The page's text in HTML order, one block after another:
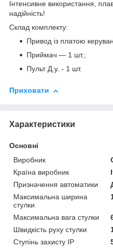
Інтенсивне використання,
надійність!
Склад комплекту:
Привод із платою
Приймач — 1 шт.;
Пульт Д.у. - 1 шт.
Приховати
Характеристики
Основні
Виробник
Країна виробник
Призначення автоматики
Максимальна ширина
стулки
Максимальна вага стулки
Швидкість руху стулки
Ступінь захисту IP